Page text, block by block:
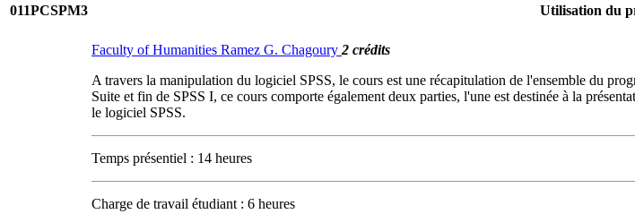
011PCSPM3 Utilisation du
Faculty of Humanities Ramez G. Chagoury 2 crédits
A travers la manipulation du logiciel SPSS, le cours est une récapitulation de l'ensemble du
Suite et fin de SPSS I, ce cours comporte également deux parties, l'une est destinée à la
le logiciel SPSS.
Temps présentiel : 14 heures
Charge de travail étudiant : 6 heures